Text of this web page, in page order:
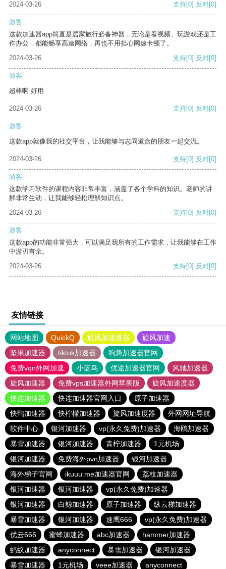
2024-03-26 支持[0] 反对[0]
游客
这款加速器app简直是居家旅行必备神器，无论是看视频、玩游戏还是工
作办公，都能畅享高速网络，再也不用担心网速卡顿了。
2024-03-26
支持[0] 反对[0]
游客
超棒啊 好用
2024-03-26 支持[0] 反对[0]
游客
这款app就像我的社交平台，让我能够与志同道合的朋友一起交流。
2024-03-26 支持[0] 反对[0]
游客
这款学习软件的课程内容非常丰富，涵盖了各个学科的知识。老师的讲
解非常生动，让我能够轻松理解知识点。
2024-03-26
支持[0] 反对[0]
游客
这款app的功能非常强大，可以满足我所有的工作需求，让我能够在工作
中游刃有余。
2024-03-26
支持[0] 反对[0]
友情链接
网站地图 QuickQ 旋风加速度器
旋风加速
坚果加速器
tiktok加速器
狗急加速器官网
免费vqn外网加速
小蓝鸟 优途加速器官网
风驰加速器
旋风加速器
免费vps加速器外网苹果版
旋风加速度器
快连加速器
快连加速器官网入口
原子加速器
快鸭加速器
快柠檬加速器 旋风加速度器
外网网址导航
软件中心
银河加速器 vp(永久免费)加速器
海鸥加速器
暴雪加速器
银河加速器 青柠加速器
1元机场
银河加速器
免费海外pvn加速器
银河加速器
海外梯子官网
ikuuu.me加速器官网
荔枝加速器
银河加速器
银河加速器
vp(永久免费)加速器
银河加速器
白鲸加速器 原子加速器
纵云梯加速器
暴雪加速器
银河加速器 速鹰666
vp(永久免费)加速器
优云666
蜜蜂加速器 abc加速器
hammer加速器
蚂蚁加速器
anyconnect 暴雪加速器
银河加速器
暴雪加速器
1元机场 veee加速器 anyconnect